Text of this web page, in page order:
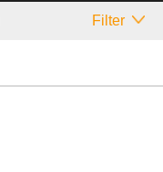
Filter